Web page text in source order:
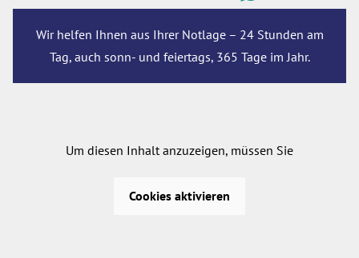
Wir helfen Ihnen aus Ihrer Notlage – 24 Stunden am
Tag, auch sonn- und feiertags, 365 Tage im Jahr.
Um diesen Inhalt anzuzeigen, müssen Sie
Cookies aktivieren